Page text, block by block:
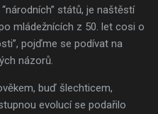
států, je naštěstí
mládežnících z 50. let cosi o
pojďme se podívat na
názorů.
buď šlechticem,
evolucí se podařilo